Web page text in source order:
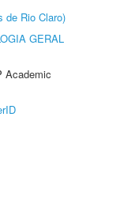
de Rio Claro)
GERAL
Academic